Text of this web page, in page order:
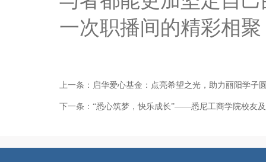
一次职播间的精彩相聚
上一条： 启华爱心基金：点亮希望之光，助力丽阳学子
下一条： “悉心筑梦，快乐成长”——悉尼工商学院校友